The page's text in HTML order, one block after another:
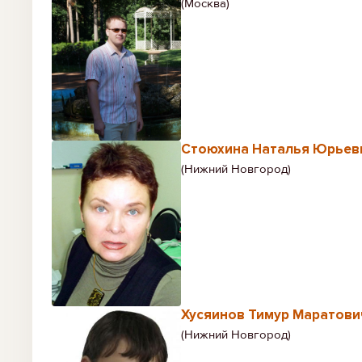
(Москва)
Стоюхина Наталья
(Нижний Новгород)
Хусяинов Тимур
(Нижний Новгород)